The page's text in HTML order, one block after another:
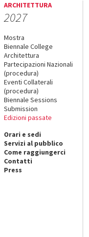
ARCHITETTURA
2027
Mostra
Biennale College
Architettura
Partecipazioni Nazionali
(procedura)
Eventi Collaterali
(procedura)
Biennale Sessions
Submission
Edizioni passate
Orari e sedi
Servizi al pubblico
Come raggiungerci
Contatti
Press